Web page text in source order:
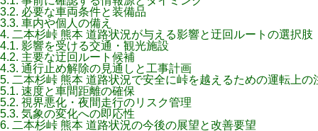
3.2. 必要な車両条件と装備品
3.3. 車内や個人の備え
4. 二本杉峠 熊本 道路状況が与える影響と迂回ルートの選択肢
4.1. 影響を受ける交通・観光施設
4.2. 主要な迂回ルート候補
4.3. 通行止め解除の見通しと工事計画
5. 二本杉峠 熊本 道路状況で安全に峠を越えるための運転上の
5.1. 速度と車間距離の確保
5.2. 視界悪化・夜間走行のリスク管理
5.3. 気象の変化への即応性
6. 二本杉峠 熊本 道路状況の今後の展望と改善要望